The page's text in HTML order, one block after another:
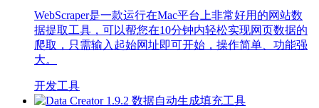
WebScraper是一款运行在Mac平台上非常好用的网站数
据提取工具，可以帮您在10分钟内轻松实现网页数据的
爬取，只需输入起始网址即可开始，操作简单、功能强
大。
开发工具